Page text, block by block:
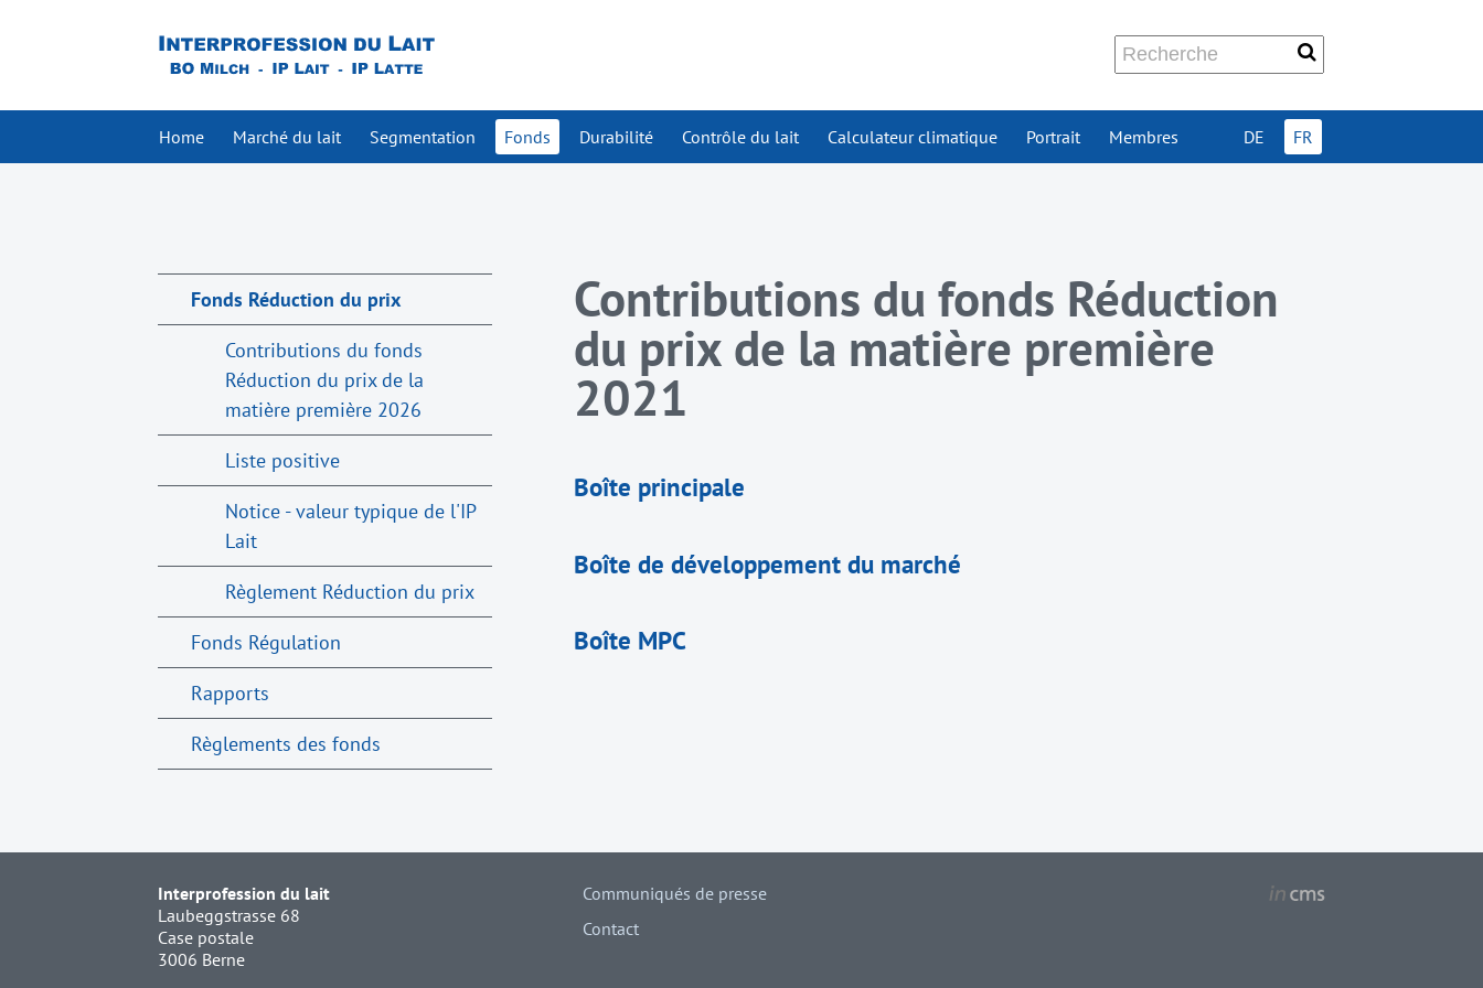
Home Marché du lait Segmentation Fonds Durabilité Contrôle du lait Calculateur climatique Portrait Membres DE FR
Contributions dufonds Réduction
du prix de la matière première
2021
Boîte principale
Boîte de développement du marché
Boîte MPC
Fonds Réduction du prix
Contributions du fonds
Réduction du prix de la
matière première 2026
Liste positive
Notice - valeur typique de l'IP
Lait
Règlement Réduction du prix
Fonds Régulation
Rapports
Règlements des fonds
Interprofession du lait
Laubeggstrasse 68
Case postale
3006 Berne
Communiqués de presse
Contact